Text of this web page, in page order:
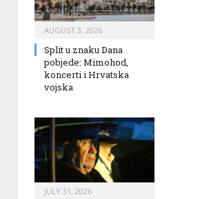
AUGUST 3, 2026
Split u znaku Dana
pobjede: Mimohod,
koncerti i Hrvatska
vojska
JULY 31, 2026